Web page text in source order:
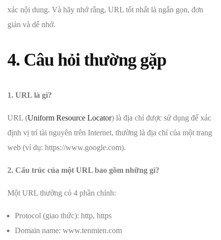
xác nội dung. Và hãy nhớ rằng, URL tốt nhất là ngắn gọn, đơn
giản và dễ nhớ.
4. Câu hỏi thường gặp
1. URL là gì?
URL (Uniform Resource Locator) là địa chỉ được sử dụng để xác
định vị trí tài nguyên trên Internet, thường là địa chỉ của một trang
web (ví dụ: https://www.google.com).
2. Cấu trúc của một URL bao gồm những gì?
Một URL thường có 4 phần chính:
Protocol (giao thức): http, https
Domain name: www.tenmien.com